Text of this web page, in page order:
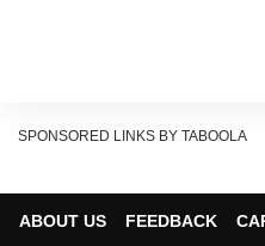
SPONSORED LINKS BY TABOOLA
ABOUT US FEEDBACK